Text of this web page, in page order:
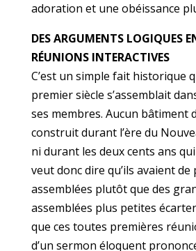
adoration et une obéissance
DES ARGUMENTS LOGIQUES
RÉUNIONS INTERACTIVES
C’est un simple fait historique
premier siècle s’assemblait
ses membres. Aucun bâtiment
construit durant l’ère du
ni durant les deux cents ans
veut donc dire qu’ils avaient de
assemblées plutôt que des
assemblées plus petites
que ces toutes premières
d’un sermon éloquent